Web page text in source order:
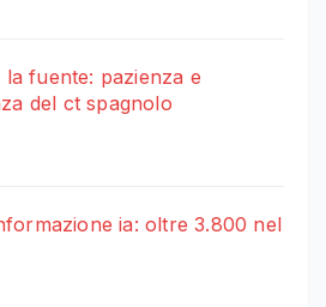
la fuente: pazienza e
del ct spagnolo
ia: oltre 3.800 nel